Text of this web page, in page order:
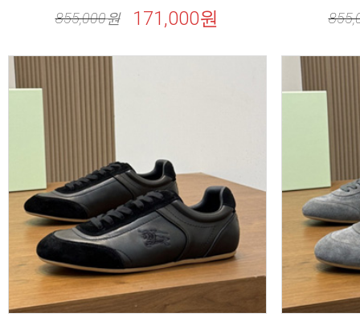
855,000원 171,000원